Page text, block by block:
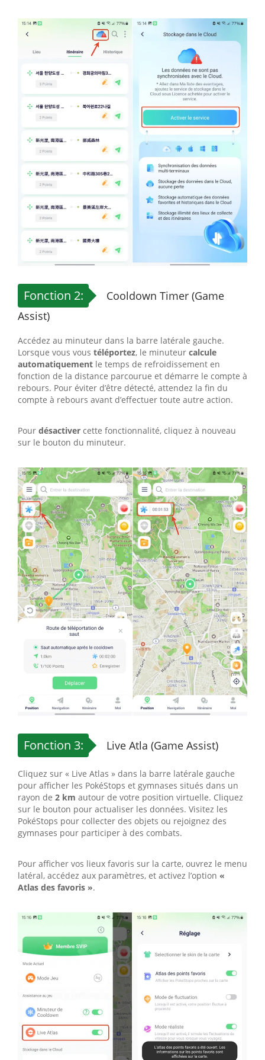
Fonction 2:
Cooldown Timer (Game
Assist)
Accédez au minuteur dans la barre latérale gauche.
Lorsque vous vous téléportez, le minuteur calcule
automatiquement le temps de refroidissement en
fonction de la distance parcourue et démarre le compte à
rebours. Pour éviter d’être détecté, attendez la fin du
compte à rebours avant d’effectuer toute autre action.
Pour désactiver cette fonctionnalité, cliquez à nouveau
sur le bouton du minuteur.
Fonction 3: Live Atla (Game Assist)
Cliquez sur « Live Atlas » dans la barre latérale gauche
pour afficher les PokéStops et gymnases situés dans un
rayon de 2 km autour de votre position virtuelle. Cliquez
sur le bouton pour actualiser les données. Visitez les
PokéStops pour collecter des objets ou rejoignez des
gymnases pour participer à des combats.
Pour afficher vos lieux favoris sur la carte, ouvrez le menu
latéral, accédez aux paramètres, et activez l’option «
Atlas des favoris ».